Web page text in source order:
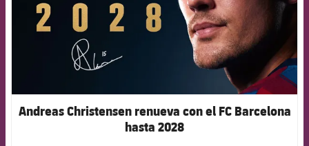
Andreas Christensen renueva con el FC Barcelona
hasta 2028